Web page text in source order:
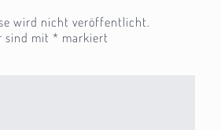
wird nicht veröffentlicht.
sind mit * markiert